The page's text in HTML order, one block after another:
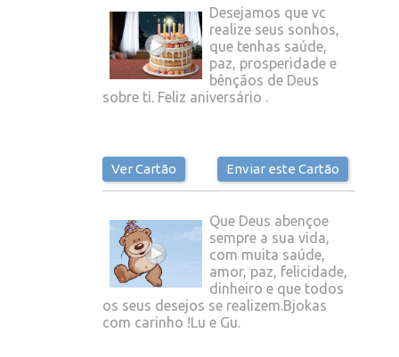
Desejamos que vc
realize seus sonhos,
que tenhas saúde,
paz, prosperidade e
bênçãos de Deus
sobre ti. Feliz aniversário .
Ver Cartão Enviar este Cartão
Que Deus abençoe
sempre a sua vida,
com muita saúde,
amor, paz, felicidade,
dinheiro e que todos
os seus desejos se realizem.Bjokas
com carinho !Lu e Gu.